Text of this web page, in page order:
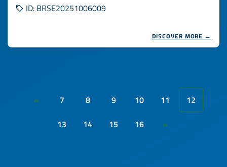
ID: BRSE20251006009
DISCOVER MORE →
« 7 8 9 10 11
12
13
14 15 16 »